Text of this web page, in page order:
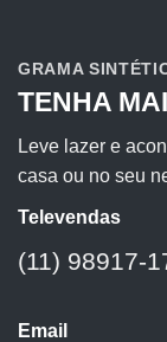
GRAMA
TENHA
Leve lazer e
casa ou no seu
Televendas
(11) 98917-
Email